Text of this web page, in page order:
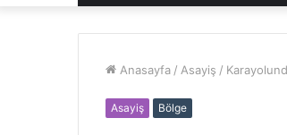
Anasayfa / Asayiş /
Asayiş Bölge